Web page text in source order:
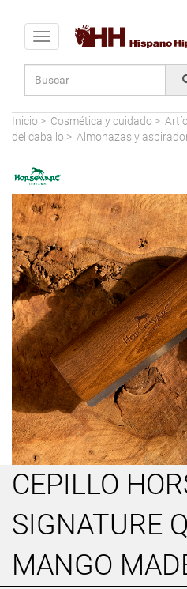
Toggle navigation
Inicio > Cosmética y cuidado >
del caballo > Almohazas y
CEPILLO
SIGNATURE
MANGO